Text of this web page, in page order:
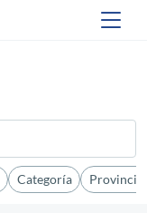
Categoría Provincia